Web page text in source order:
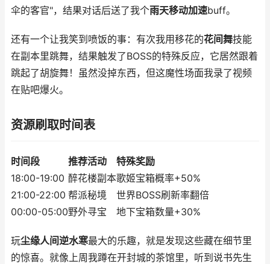
伞的客官"，结果对话后送了我个雨天移动加速buff。
还有一个让我笑到喷饭的事：有次我用移花的花间舞技能
在副本里跳舞，结果触发了BOSS的特殊反应，它居然跟着
跳起了胡旋舞！虽然没掉东西，但这魔性场面我录了视频
在贴吧爆火。
资源刷取时间表
时间段 推荐活动
特殊奖励
18:00-19:00 醉花楼副本歌姬宝箱概率+50%
21:00-22:00 帮派秘境
世界BOSS刷新率翻倍
00:00-05:00野外寻宝 地下宝箱数量+30%
玩尘缘人间逆水寒最大的乐趣，就是发现这些藏在细节里
的惊喜。就像上周我蹲在开封城的茶馆里，听到说书先生